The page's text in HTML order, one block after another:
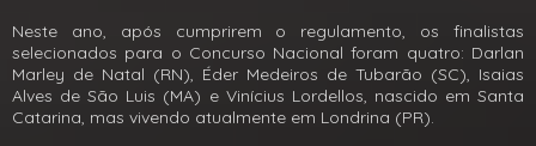
Neste ano, após cumprirem o regulamento, os finalistas
selecionados para o Concurso Nacional foram quatro: Darlan
Marley de Natal (RN), Éder Medeiros de Tubarão (SC), Isaias
Alves de São Luis (MA) e Vinícius Lordellos, nascido em Santa
Catarina, mas vivendo atualmente em Londrina (PR).